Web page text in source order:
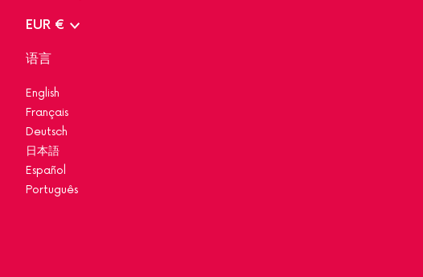
EUR €
语言
English
Français
Deutsch
日本語
Español
Português